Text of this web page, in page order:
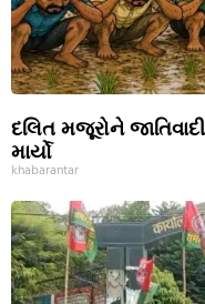
દલિત મજૂરોને
માર્યો
khabarantar